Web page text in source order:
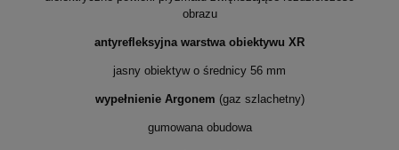
obrazu
antyrefleksyjna warstwa obiektywu XR
jasny obiektyw o średnicy 56 mm
wypełnienie Argonem (gaz szlachetny)
gumowana obudowa